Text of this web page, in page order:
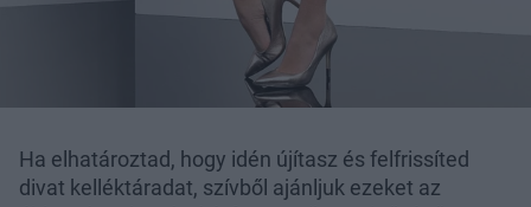
Ha elhatároztad, hogy idén újítasz és felfrissíted
divat kelléktáradat, szívből ajánljuk ezeket az